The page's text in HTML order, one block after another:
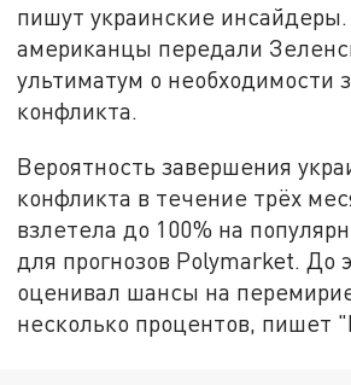
пишут украинские
американцы передали
ультиматум о необходимости
конфликта.
Вероятность завершения
конфликта в течение трёх
взлетела до 100% на
для прогнозов Polymarket. До
оценивал шансы на
несколько процентов, пишет